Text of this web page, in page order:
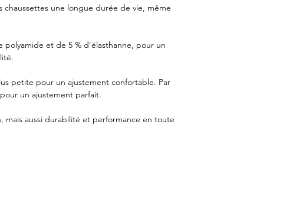
une longue durée de vie, même
et de 5 % d'élasthanne, pour un
petite pour un ajustement confortable. Par
un ajustement parfait.
mais aussi durabilité et performance en toute